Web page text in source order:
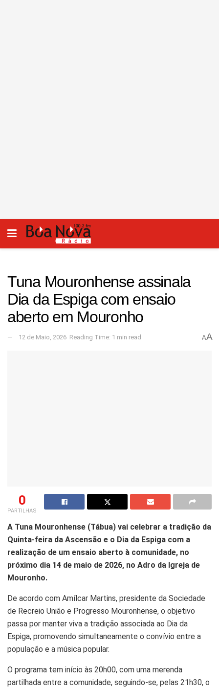
Tuna Mouronhense assinala
Dia da Espiga com ensaio
aberto em Mouronho
12 de Maio, 2026 Reading Time: 1 min read AA
0
PARTILHAS
A Tuna Mouronhense (Tábua) vai celebrar a tradição da
Quinta-feira da Ascensão e o Dia da Espiga com a
realização de um ensaio aberto à comunidade, no
próximo dia 14 de maio de 2026, no Adro da Igreja de
Mouronho.
De acordo com Amílcar Martins, presidente da Sociedade
de Recreio União e Progresso Mouronhense, o objetivo
passa por manter viva a tradição associada ao Dia da
Espiga, promovendo simultaneamente o convívio entre a
população e a música popular.
O programa tem início às 20h00, com uma merenda
partilhada entre a comunidade, seguindo-se, pelas 21h30, o